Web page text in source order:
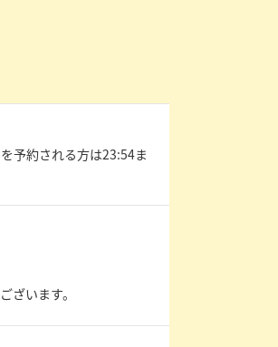
予約される方は23:54ま
ざいます。